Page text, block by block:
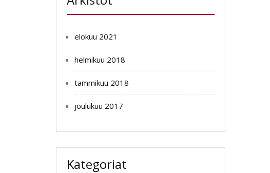
elokuu 2021
helmikuu 2018
tammikuu 2018
joulukuu 2017
Kategoriat